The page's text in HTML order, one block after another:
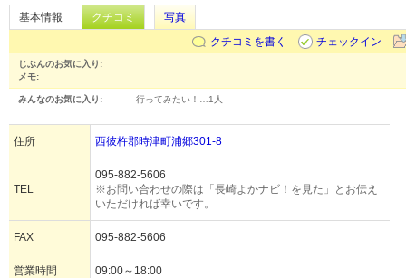
基本情報 クチコミ
写真
クチコミを書く
チェックイン
じぶんのお気に入り:
メモ:
みんなのお気に入り: 行ってみたい！… 1人
住所 西彼杵郡時津町浦郷301-8
TEL
095-882-5606
※お問い合わせの際は「長崎よかナビ！を見た」とお伝え
いただければ幸いです。
FAX 095-882-5606
営業時間 09:00～18:00